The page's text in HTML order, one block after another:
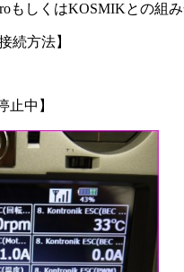
もしくはKOSMIKとの組
続方法】
止中】